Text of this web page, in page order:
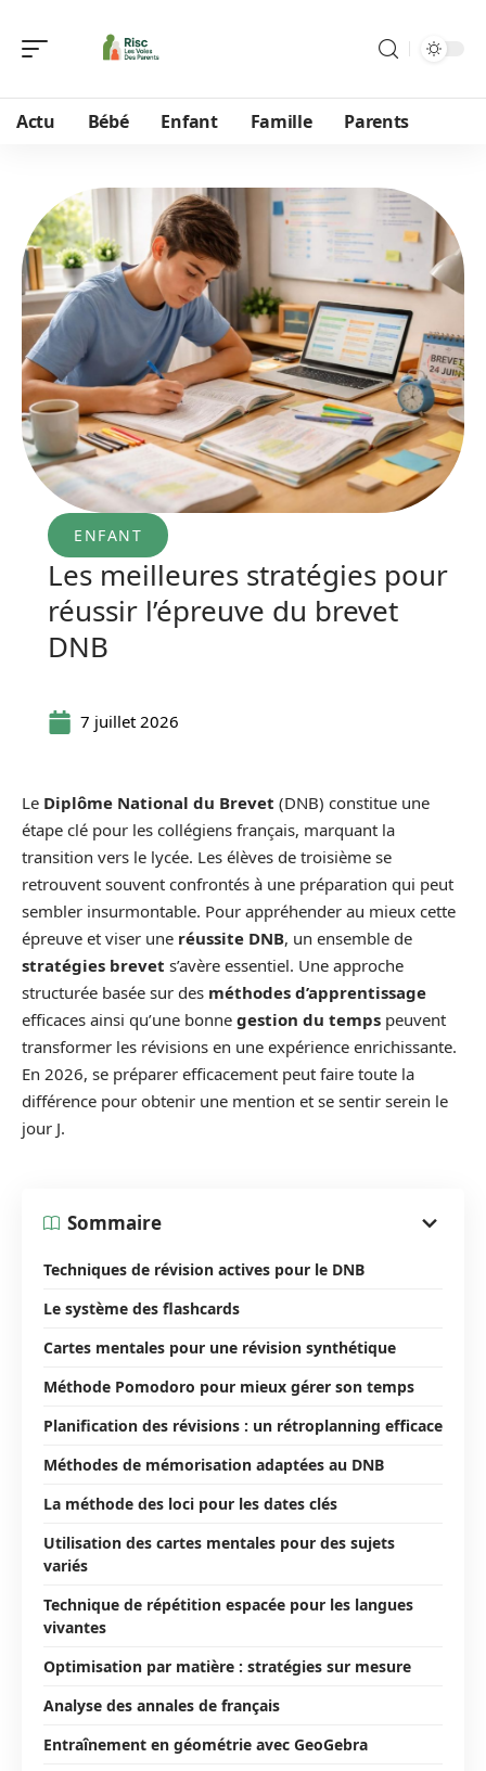
Actu Bébé Enfant Famille Parents
ENFANT
Les meilleures stratégies pour
réussir l’épreuve du brevet
DNB
7 juillet 2026
Le Diplôme National du Brevet (DNB) constitue une
étape clé pour les collégiens français, marquant la
transition vers le lycée. Les élèves de troisième se
retrouvent souvent confrontés à une préparation qui peut
sembler insurmontable. Pour appréhender au mieux cette
épreuve et viser une réussite DNB, un ensemble de
stratégies brevet s’avère essentiel. Une approche
structurée basée sur des méthodes d’apprentissage
efficaces ainsi qu’une bonne gestion du temps peuvent
transformer les révisions en une expérience enrichissante.
En 2026, se préparer efficacement peut faire toute la
différence pour obtenir une mention et se sentir serein le
jour J.
Sommaire
Techniques de révision actives pour le DNB
Le système des flashcards
Cartes mentales pour une révision synthétique
Méthode Pomodoro pour mieux gérer son temps
Planification des révisions : un rétroplanning efficace
Méthodes de mémorisation adaptées au DNB
La méthode des loci pour les dates clés
Utilisation des cartes mentales pour des sujets
variés
Technique de répétition espacée pour les langues
vivantes
Optimisation par matière : stratégies sur mesure
Analyse des annales de français
Entraînement en géométrie avec GeoGebra